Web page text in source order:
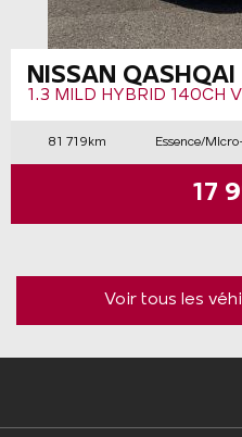
NISSAN QASHQAI
1.3 MILD HYBRID 140CH
81 719km Essence/
17
Voir tous les